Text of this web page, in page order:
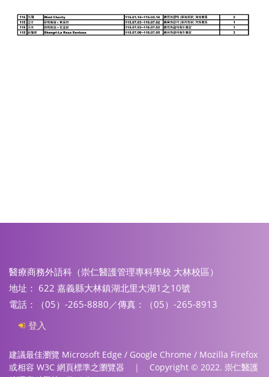
醫療商務外語科（崇仁醫護管理專科學校 大林校區）
地址： 622 嘉義縣大林鎮湖北里大湖1之10號
電話：（05）-265-8880／傳真：（05）-265-8913
登入
建議最佳瀏覽 Microsoft Edge / Google Chrome / Mozilla Firefox
或相容 W3C 網頁標準之瀏覽器 ｜ Copyright © 2022. 崇仁醫護